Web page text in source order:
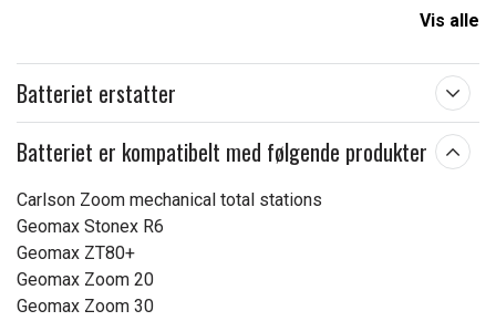
Vis alle
Batteriet erstatter
Batteriet er kompatibelt med følgende produkter
Carlson Zoom mechanical total stations
Geomax Stonex R6
Geomax ZT80+
Geomax Zoom 20
Geomax Zoom 30